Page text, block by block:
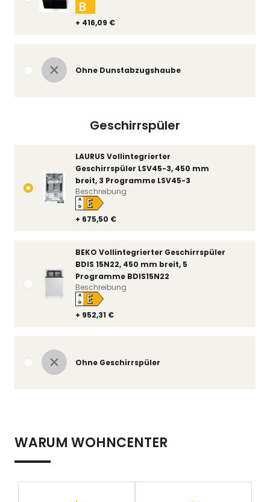
+ 416,09 €
B
Ohne Dunstabzugshaube
Geschirrspüler
LAURUS Vollintegrierter
Geschirrspüler LSV45-3, 450 mm
breit, 3 Programme LSV45-3
+ 675,50 €
A
↑
G E
Beschreibung
BEKO Vollintegrierter Geschirrspüler
BDIS 15N22, 450 mm breit, 5
Programme BDIS15N22
+ 952,31 €
A
↑
G E
Beschreibung
Ohne Geschirrspüler
WARUM WOHNCENTER